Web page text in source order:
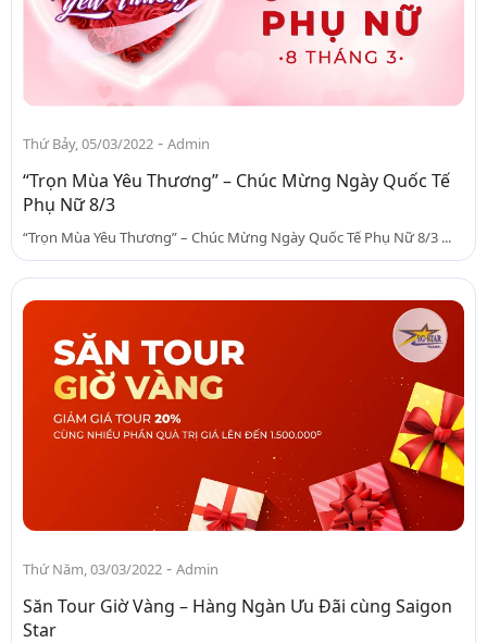
Thứ Bảy, 05/03/2022 - Admin
“Trọn Mùa Yêu Thương” – Chúc Mừng Ngày Quốc Tế
Phụ Nữ 8/3
“Trọn Mùa Yêu Thương” – Chúc Mừng Ngày Quốc Tế Phụ Nữ 8/3 ...
Thứ Năm, 03/03/2022 - Admin
Săn Tour Giờ Vàng – Hàng Ngàn Ưu Đãi cùng Saigon
Star